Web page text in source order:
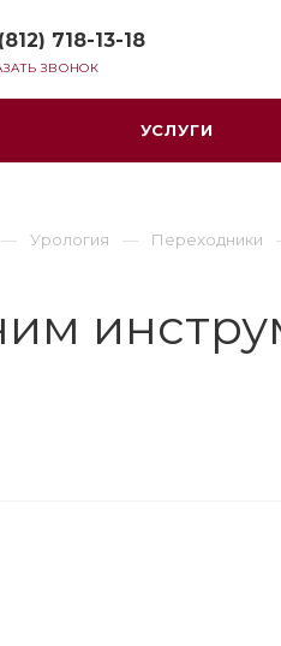
718-13-18
ЗВОНОК
УСЛУГИ
Урология
Переходники